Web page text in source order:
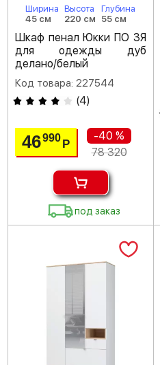
Ширина
45 см
Высота
220 см
Глубина
55 см
Шкаф пенал Юкки ПО 3Я
для одежды дуб
делано/белый
Код товара: 227544
(4)
46990Р
-40 %
78 320
под заказ